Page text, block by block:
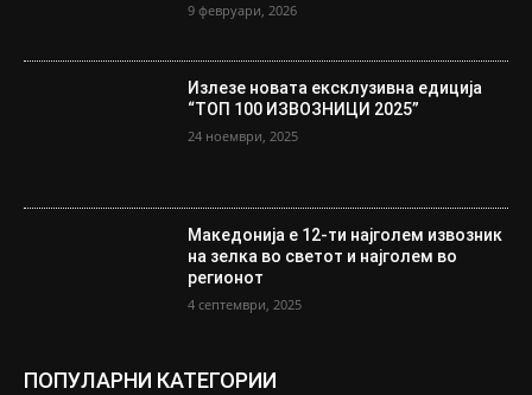
9 февруари, 2026
Излезе новата ексклузивна едиција
“ТОП 100 ИЗВОЗНИЦИ 2025”
24 ноември, 2025
Македонија е 12-ти најголем извозник
на зелка во светот и најголем во
регионот
4 септември, 2025
ПОПУЛАРНИ КАТЕГОРИИ